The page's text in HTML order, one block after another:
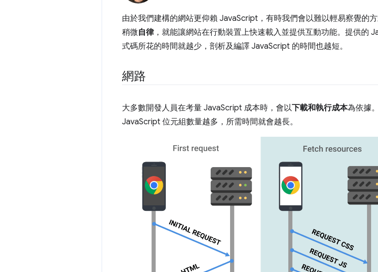
由於我們建構的網站更仰賴 JavaScript，有時我們會以難以輕易察覺的
稍微自律，就能讓網站在行動裝置上快速載入並提供互動功能。提供的
式碼所花的時間就越少，剖析及編譯 JavaScript 的時間也越短。
網路
大多數開發人員在考量 JavaScript 成本時，會以下載和執行成本為依據
JavaScript 位元組數量越多，所需時間就會越長。